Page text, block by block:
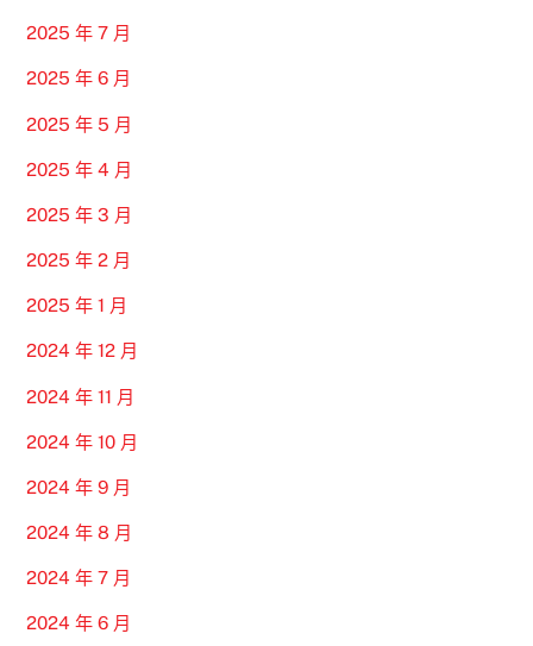
2025 年 7 月
2025 年 6 月
2025 年 5 月
2025 年 4 月
2025 年 3 月
2025 年 2 月
2025 年 1 月
2024 年 12 月
2024 年 11 月
2024 年 10 月
2024 年 9 月
2024 年 8 月
2024 年 7 月
2024 年 6 月